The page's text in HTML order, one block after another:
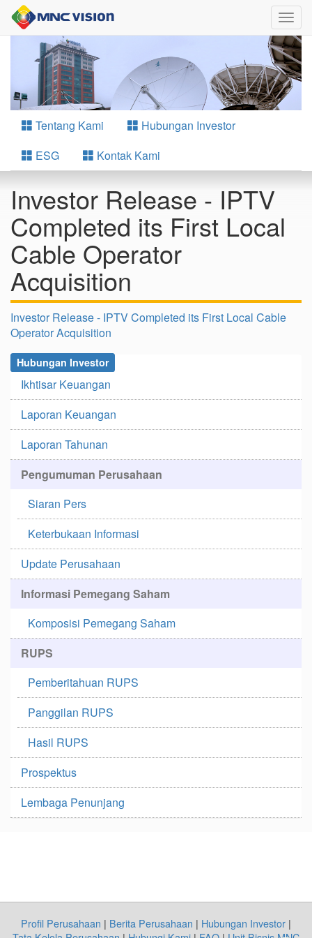
Tentang Kami
Hubungan Investor
ESG
Kontak Kami
Investor Release - IPTV
Completed its First Local
Cable Operator
Acquisition
Investor Release - IPTV Completed its First Local Cable
Operator Acquisition
Hubungan Investor
Ikhtisar Keuangan
Laporan Keuangan
Laporan Tahunan
Pengumuman Perusahaan
Siaran Pers
Keterbukaan Informasi
Update Perusahaan
Informasi Pemegang Saham
Komposisi Pemegang Saham
RUPS
Pemberitahuan RUPS
Panggilan RUPS
Hasil RUPS
Prospektus
Lembaga Penunjang
Profil Perusahaan | Berita Perusahaan | Hubungan Investor |